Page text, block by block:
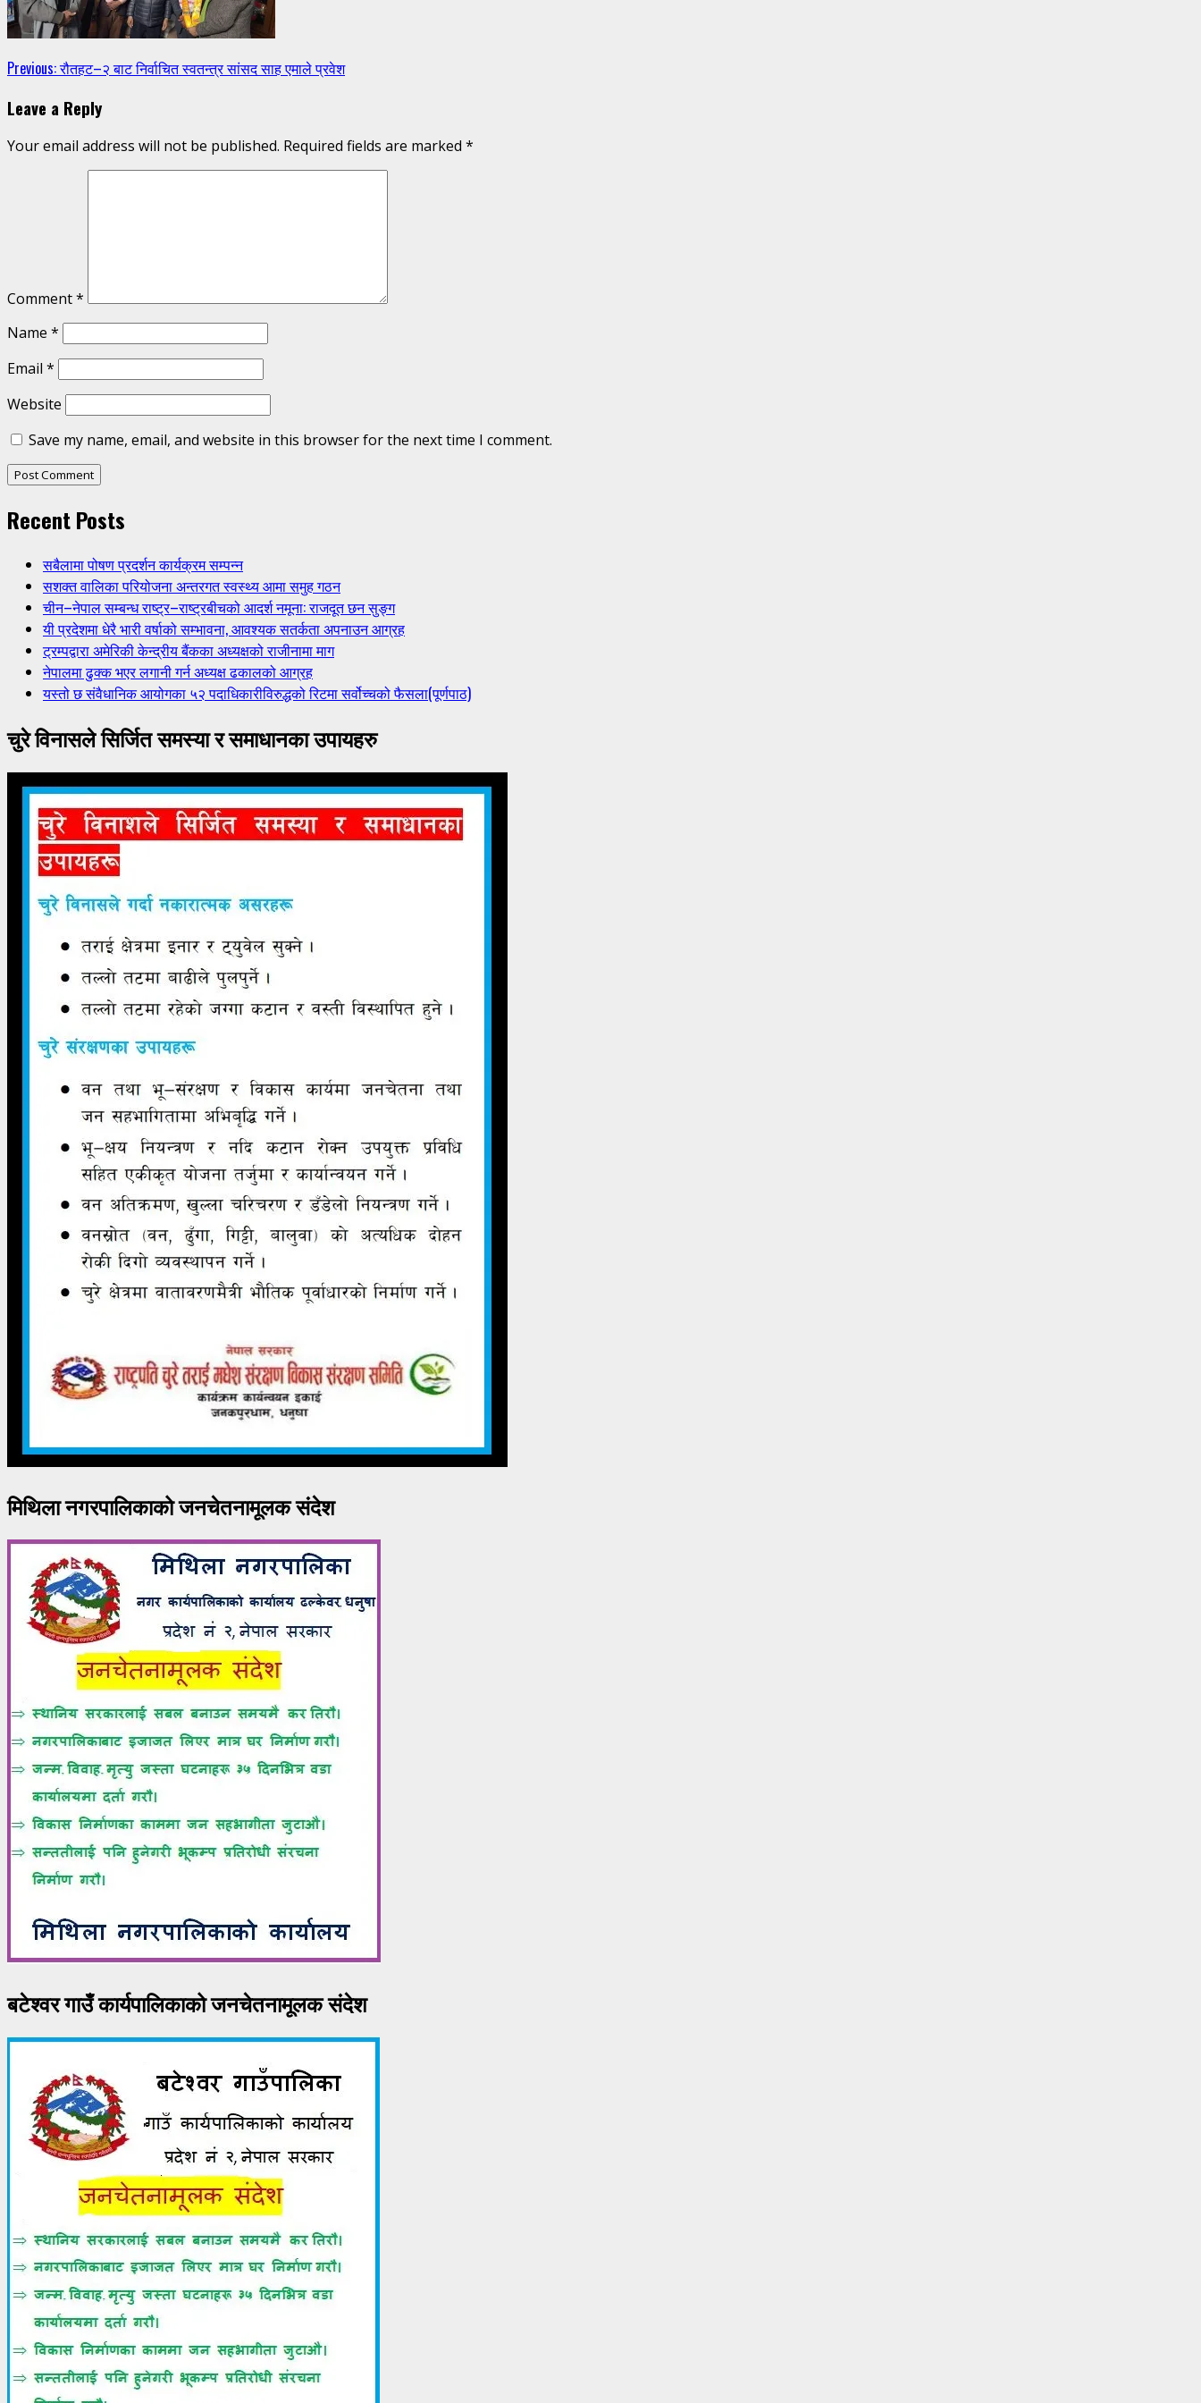
Continue
Reading
Previous:रौतहट–२ बाट निर्वाचित स्वतन्त्र सांसद साह एमाले प्रवेश
Leave a Reply
Your email address will not be published. Required fields are marked *
Comment*
Name *
Email *
Website
Save my name, email, and website in this browser for the next time I comment.
Recent Posts
सबैलामा पोषण प्रदर्शन कार्यक्रम सम्पन्न
सशक्त वालिका परियोजना अन्तरगत स्वस्थ्य आमा समुह गठन
चीन–नेपाल सम्बन्ध राष्ट्र–राष्ट्रबीचको आदर्श नमूना: राजदूत छन सुङ्ग
यी प्रदेशमा धेरै भारी वर्षाको सम्भावना, आवश्यक सतर्कता अपनाउन आग्रह
ट्रम्पद्वारा अमेरिकी केन्द्रीय बैंकका अध्यक्षको राजीनामा माग
नेपालमा ढुक्क भएर लगानी गर्न अध्यक्ष ढकालको आग्रह
यस्तो छ संवैधानिक आयोगका ५२ पदाधिकारीविरुद्धको रिटमा सर्वोच्चको फैसला(पूर्णपाठ)
चुरे विनासले सिर्जित समस्या र समाधानका उपायहरु
मिथिला नगरपालिकाको जनचेतनामूलक संदेश
बटेश्वर गाउँ कार्यपालिकाको जनचेतनामूलक संदेश